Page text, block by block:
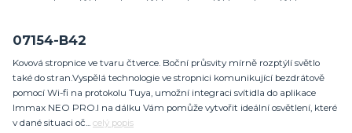
07154-B42
Kovová stropnice ve tvaru čtverce. Boční průsvity mírně rozptýlí světlo
také do stran.Vyspělá technologie ve stropnici komunikující bezdrátově
pomocí Wi-fi na protokolu Tuya, umožní integraci svítidla do aplikace
Immax NEO PRO.I na dálku Vám pomůže vytvořit ideální osvětlení, které
v dané situaci oč... celý popis